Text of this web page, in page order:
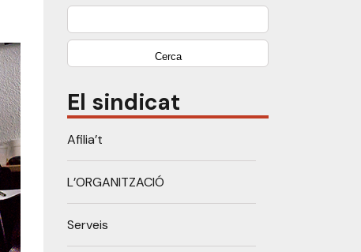
Cerca:
El sindicat
Afilia’t
L’ORGANITZACIÓ
Serveis